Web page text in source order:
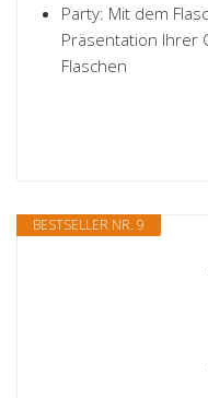
Party: Mit dem
Präsentation Ihrer
Flaschen
BESTSELLER NR. 9